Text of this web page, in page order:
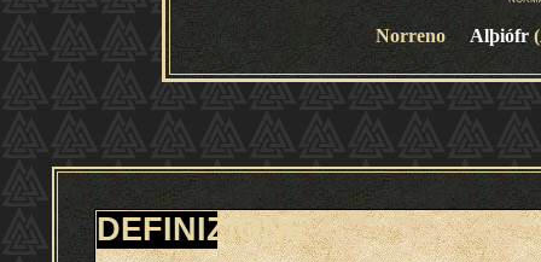
Norreno Alþiófr (
DEFINIZIONE